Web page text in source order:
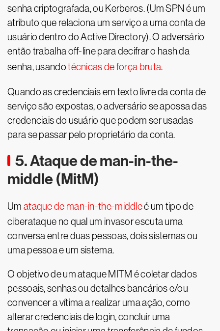
senha criptografada, ou Kerberos. (Um SPN é um
atributo que relaciona um serviço a uma conta de
usuário dentro do Active Directory). O adversário
então trabalha off-line para decifrar o hash da
senha, usandotécnicas de força bruta.
Quando as credenciais em texto livre da conta de
serviço são expostas, o adversário se apossa das
credenciais do usuário que podem ser usadas
para se passar pelo proprietário da conta.
5. Ataque de man-in-the-
middle (MitM)
Um ataque de man-in-the-middleé um tipo de
ciberataque no qual um invasor escuta uma
conversa entre duas pessoas, dois sistemas ou
uma pessoa e um sistema.
O objetivo de um ataque MITM é coletar dados
pessoais, senhas ou detalhes bancários e/ou
convencer a vítima a realizar uma ação, como
alterar credenciais de login, concluir uma